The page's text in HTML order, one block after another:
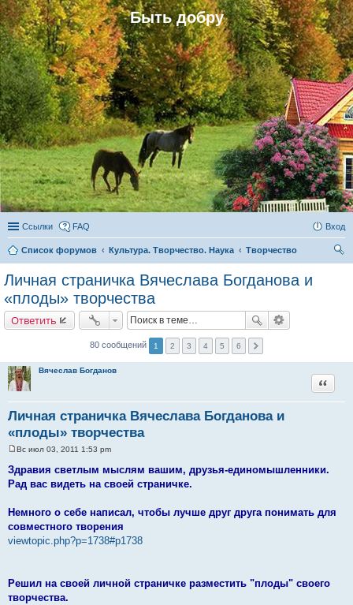
Быть добру
Ссылки FAQ Вход
Список форумов Культура. Творчество. Наука
Творчество
Личная страничка Вячеслава Богданова и
«плоды» творчества
Ответить
80 сообщений 1 2 3 4 5 6
Вячеслав Богданов
Личная страничка Вячеслава Богданова и
«плоды» творчества
Цитата
о
б
н
е
Вс июл 03, 2011 1:53 pm
Здравия светлым мыслям вашим, друзья-единомышленники.
Рад вас видеть на своей страничке.
Немного о себе написал, чтобы лучше друг друга понимать для
совместного творения
viewtopic.php?p=1738#p1738
Решил на своей личной страничке разместить "плоды" своего
творчества.